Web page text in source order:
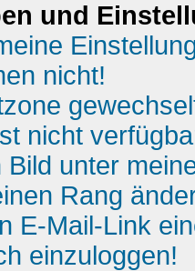
und
nicht!
nicht
unter
Rang
E-Mail-Link
einzuloggen!